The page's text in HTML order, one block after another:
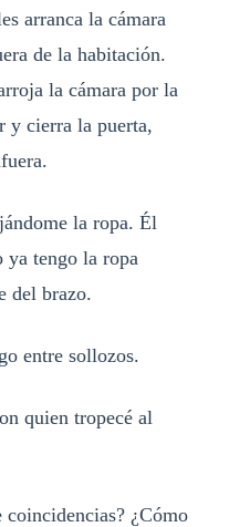
arranca la cámara
de la habitación.
la cámara por la
y cierra la puerta,
la ropa. Él
ya tengo la ropa
del brazo.
entre sollozos.
quien tropecé al
coincidencias? ¿Cómo